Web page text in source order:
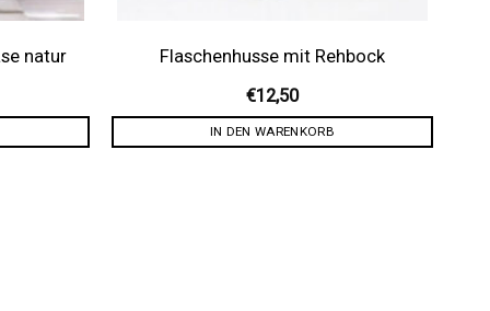
natur
Flaschenhusse mit Rehbock
€12,50
IN DEN WARENKORB